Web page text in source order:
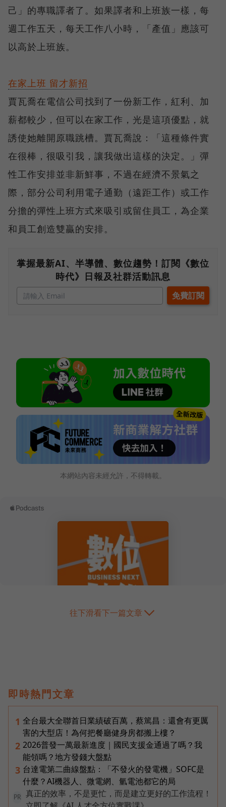
己」的專職譯者了。如果譯者和上班族一樣，每
週工作五天，每天工作八小時，「產值」應該可
以高於上班族。
在家上班 留才新招
賈瓦喬在電信公司找到了一份新工作，紅利、加
薪都較少，但可以在家工作，光是這項優點，就
誘使她離開原職跳槽。賈瓦喬說：「這種條件實
在很棒，很吸引我，讓我做出這樣的決定。」彈
性工作安排並非新鮮事，不過在經濟不景氣之
際，部分公司利用電子通勤（遠距工作）或工作
分擔的彈性上班方式來吸引或留住員工，為企業
和員工創造雙贏的安排。
掌握最新AI、半導體、數位趨勢！訂閱《數位
時代》日報及社群活動訊息
本網站內容未經允許，不得轉載。
往下滑看下一篇文章
即時熱門文章
1 全台最大全聯首日業績破百萬，蔡篤昌：還會有更厲
害的大型店！為何把餐廳健身房都搬上樓？
2 2026普發一萬最新進度｜國民支援金通過了嗎？我
能領嗎？地方發錢大盤點
3 台達電第二曲線盤點：「不發火的發電機」SOFC是
什麼？AI機器人、微電網、氫電池都它的局
PR
真正的效率，不是更忙，而是建立更好的工作流程！